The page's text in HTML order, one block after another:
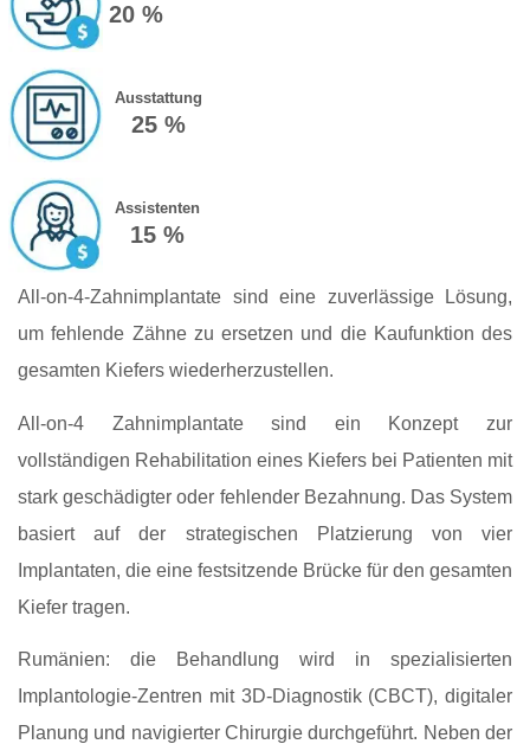
20 %
Ausstattung
25 %
Assistenten
15 %
All-on-4-Zahnimplantate sind eine zuverlässige Lösung,
um fehlende Zähne zu ersetzen und die Kaufunktion des
gesamten Kiefers wiederherzustellen.
All-on-4 Zahnimplantate sind ein Konzept zur
vollständigen Rehabilitation eines Kiefers bei Patienten mit
stark geschädigter oder fehlender Bezahnung. Das System
basiert auf der strategischen Platzierung von vier
Implantaten, die eine festsitzende Brücke für den gesamten
Kiefer tragen.
Rumänien: die Behandlung wird in spezialisierten
Implantologie-Zentren mit 3D-Diagnostik (CBCT), digitaler
Planung und navigierter Chirurgie durchgeführt. Neben der